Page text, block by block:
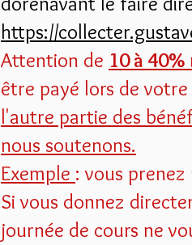
https://
Attention de 10 à
être payé lors de votre
l'autre partie des
nous soutenons.
Exemple : vous
Si vous donnez
journée de cours ne